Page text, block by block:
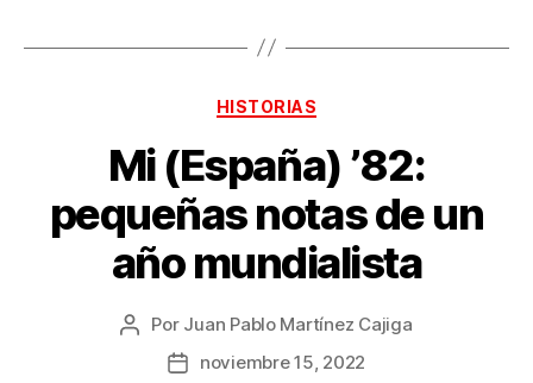
Categorías
HISTORIAS
Mi (España) ’82:
pequeñas notas de un
año mundialista
Autor
Por Juan Pablo Martínez Cajiga
Fechanoviembre 15, 2022